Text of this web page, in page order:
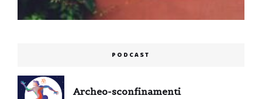
PODCAST
Archeo-sconfinamenti